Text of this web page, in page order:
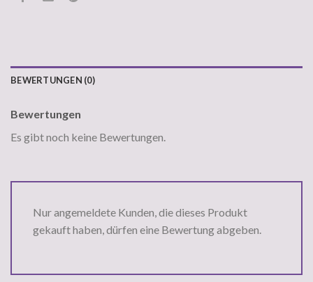
BEWERTUNGEN (0)
Bewertungen
Es gibt noch keine Bewertungen.
Nur angemeldete Kunden, die dieses Produkt
gekauft haben, dürfen eine Bewertung abgeben.